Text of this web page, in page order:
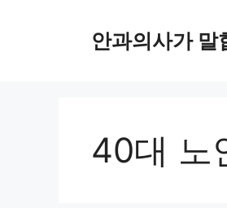
안과의사가 말
40대 노